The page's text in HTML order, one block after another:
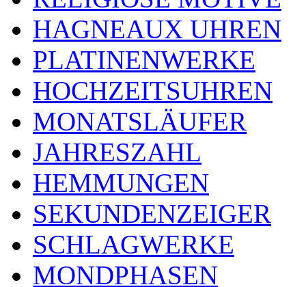
HAGNEAUX UHREN
PLATINENWERKE
HOCHZEITSUHREN
MONATSLÄUFER
JAHRESZAHL
HEMMUNGEN
SEKUNDENZEIGER
SCHLAGWERKE
MONDPHASEN